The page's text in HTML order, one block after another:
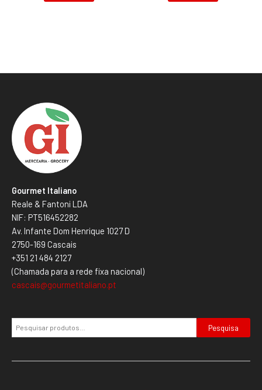
Gourmet Italiano
Reale & Fantoni LDA
NIF: PT516452282
Av. Infante Dom Henrique 1027 D
2750-169 Cascais
+351 21 484 2127
(Chamada para a rede fixa nacional)
cascais@gourmetitaliano.pt
Pesquisa